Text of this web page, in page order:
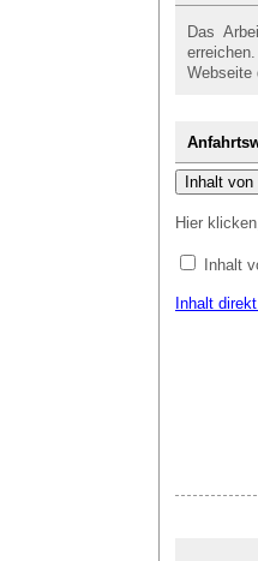
Das
Webseite
Inhalt
Hier
Inhalt
Inhalt